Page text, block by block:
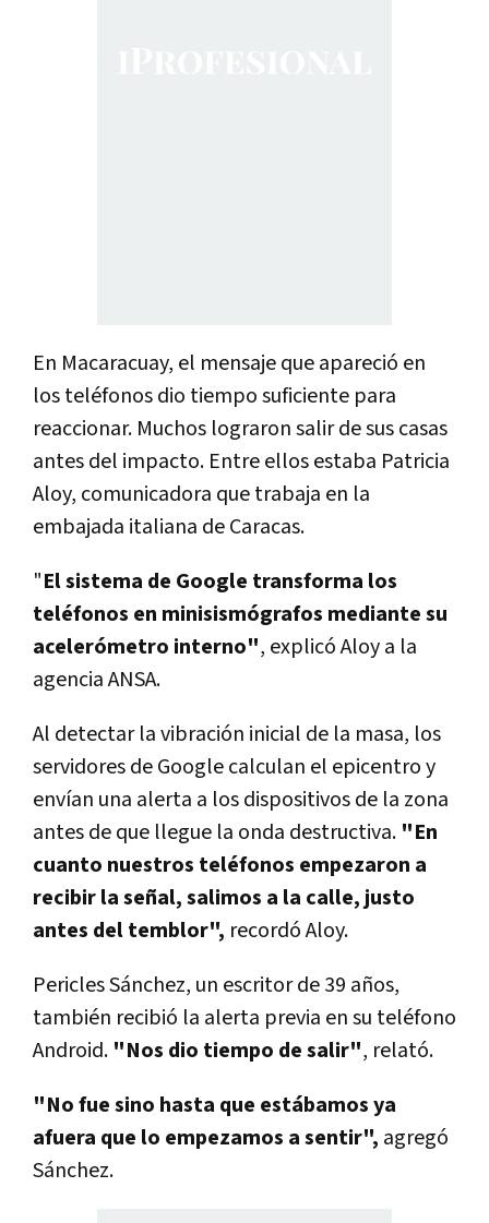
En Macaracuay, el mensaje que apareció en
los teléfonos dio tiempo suficiente para
reaccionar. Muchos lograron salir de sus casas
antes del impacto. Entre ellos estaba Patricia
Aloy, comunicadora que trabaja en la
embajada italiana de Caracas.
"El sistema de Google transforma los
teléfonos en minisismógrafos mediante su
acelerómetro interno", explicó Aloy a la
agencia ANSA.
Al detectar la vibración inicial de la masa, los
servidores de Google calculan el epicentro y
envían una alerta a los dispositivos de la zona
antes de que llegue la onda destructiva. "En
cuanto nuestros teléfonos empezaron a
recibir la señal, salimos a la calle, justo
antes del temblor", recordó Aloy.
Pericles Sánchez, un escritor de 39 años,
también recibió la alerta previa en su teléfono
Android. "Nos dio tiempo de salir", relató.
"No fue sino hasta que estábamos ya
afuera que lo empezamos a sentir", agregó
Sánchez.